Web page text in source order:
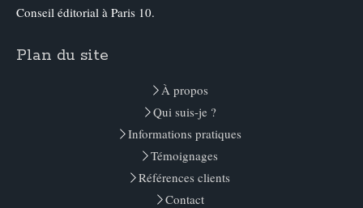
Conseil éditorial à Paris 10.
Plan du site
À propos
Qui suis-je ?
Informations pratiques
Témoignages
Références clients
Contact